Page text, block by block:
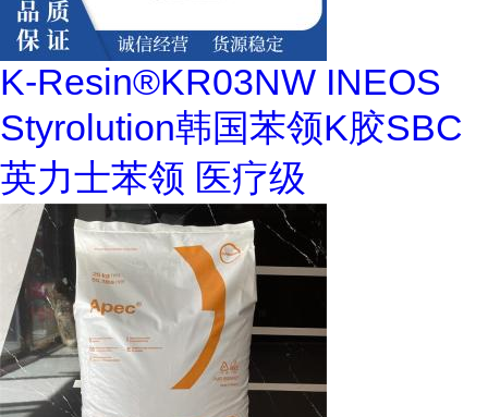
K-Resin®KR03NW INEOS
Styrolution韩国苯领K胶SBC
英力士苯领 医疗级